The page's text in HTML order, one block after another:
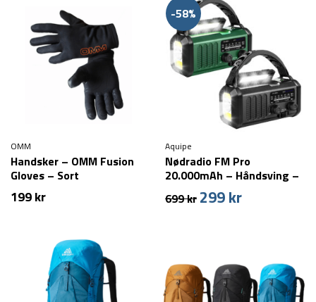
OMM
Handsker – OMM Fusion
Gloves – Sort
199kr
-58%
Aquipe
Nødradio FM Pro
20.000mAh – Håndsving –
Solcelle
699kr Den
299krDen